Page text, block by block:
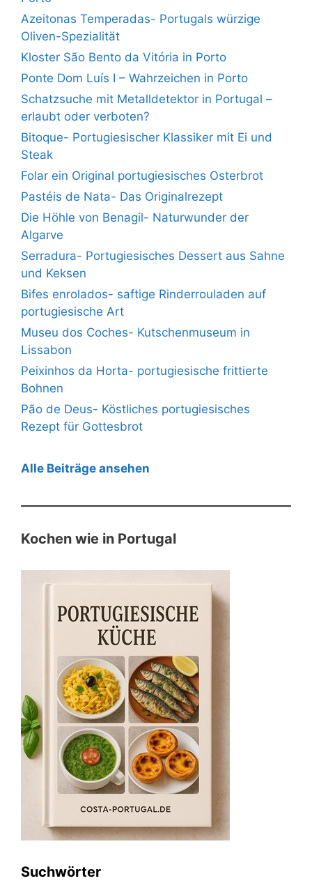
Azeitonas Temperadas- Portugals würzige
Oliven-Spezialität
Kloster São Bento da Vitória in Porto
Ponte Dom Luís I – Wahrzeichen in Porto
Schatzsuche mit Metalldetektor in Portugal –
erlaubt oder verboten?
Bitoque- Portugiesischer Klassiker mit Ei und
Steak
Folar ein Original portugiesisches Osterbrot
Pastéis de Nata- Das Originalrezept
Die Höhle von Benagil- Naturwunder der
Algarve
Serradura- Portugiesisches Dessert aus Sahne
und Keksen
Bifes enrolados- saftige Rinderrouladen auf
portugiesische Art
Museu dos Coches- Kutschenmuseum in
Lissabon
Peixinhos da Horta- portugiesische frittierte
Bohnen
Pão de Deus- Köstliches portugiesisches
Rezept für Gottesbrot
Alle Beiträge ansehen
Kochen wie in Portugal
Suchwörter